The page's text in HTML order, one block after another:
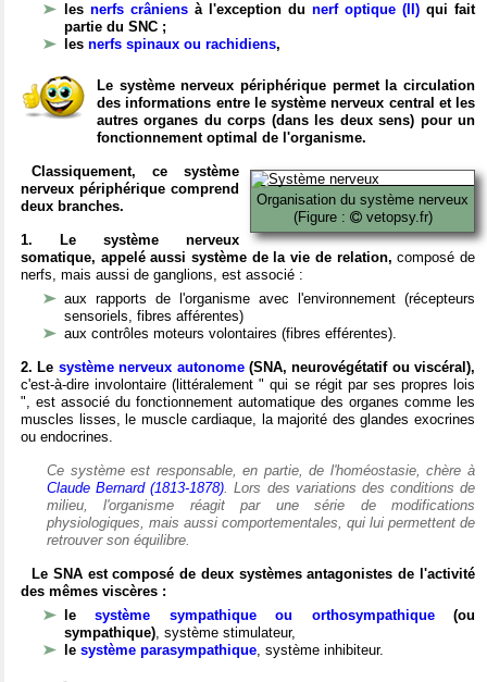
les nerfs crâniens à l'exception du nerf optique (II) qui fait
partie du SNC ;
les nerfs spinaux ou rachidiens,
Le système nerveux périphérique permet la circulation
des informations entre le système nerveux central et les
autres organes du corps (dans les deux sens) pour un
fonctionnement optimal de l'organisme.
Organisation du système nerveux
(Figure :
vetopsy.fr)
Classiquement, ce système
nerveux périphérique comprend
deux branches.
1. Le système nerveux
somatique, appelé aussi système de la vie de relation, composé de
nerfs, mais aussi de ganglions, est associé :
aux rapports de l'organisme avec l'environnement (récepteurs
sensoriels, fibres afférentes)
aux contrôles moteurs volontaires (fibres efférentes).
2. Le système nerveux autonome(SNA, neurovégétatif ou viscéral),
c'est-à-dire involontaire (littéralement " qui se régit par ses propres lois
", est associé du fonctionnement automatique des organes comme les
muscles lisses, le muscle cardiaque, la majorité des glandes exocrines
ou endocrines.
Ce système est responsable, en partie, de l'homéostasie, chère à
Claude Bernard (1813-1878). Lors des variations des conditions de
milieu, l'organisme réagit par une série de modifications
physiologiques, mais aussi comportementales, qui lui permettent de
retrouver son équilibre.
Le SNA est composé de deux systèmes antagonistes de l'activité
des mêmes viscères :
lesystème sympathique ou orthosympathique(ou
sympathique), système stimulateur,
le système parasympathique, système inhibiteur.